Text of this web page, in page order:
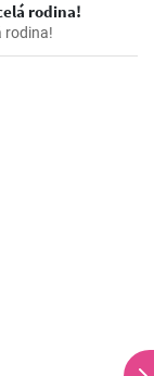
rodina!
rodina!